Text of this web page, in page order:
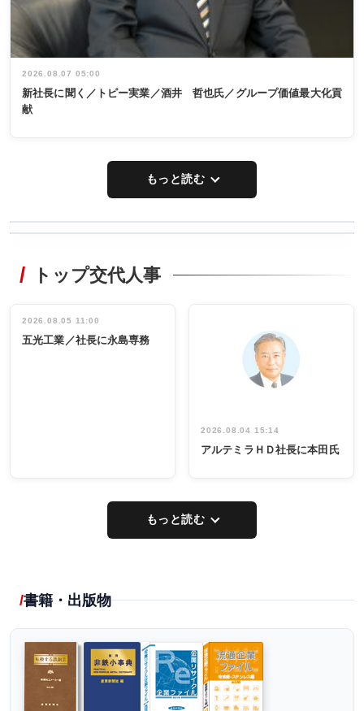
2026.08.07 05:00
新社長に聞く／トピー実業／酒井 哲也氏／グループ価値最大化貢
献
もっと読む
非鉄業界で
インタビュ
ー／社内ア
タックトレー
祝う 業界関
係者ら220人
出席
トップ交代人事
2026.08.05 11:00
五光工業／社長に永島専務
2026.08.04 15:14
アルテミラＨＤ社長に本田氏
もっと読む
書籍・出版物